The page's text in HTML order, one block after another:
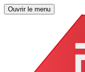
Ouvrir le menu